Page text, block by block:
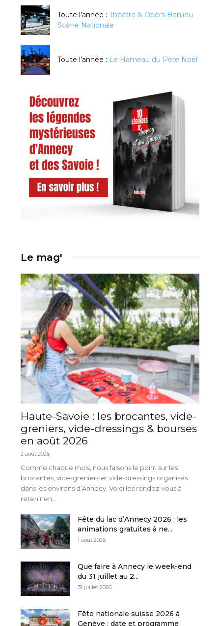
Toute l’année : Théâtre & Opéra Bonlieu
Scène Nationale
Toute l’année : Le Hameau du Père Noël
Le mag'
Haute-Savoie : les brocantes, vide-
greniers, vide-dressings & bourses
en août 2026
2 août 2026
Comme chaque mois, nous faisons le point sur les
brocantes, vide-greniers et vide-dressings organisés
dans les environs d’Annecy. Voici les rendez-vous à
retenir en...
Fête du lac d’Annecy 2026 : les
animations gratuites à ne...
1 août 2026
Que faire à Annecy le week-end
du 31 juillet au 2...
31 juillet 2026
Fête nationale suisse 2026 à
Genève : date et programme